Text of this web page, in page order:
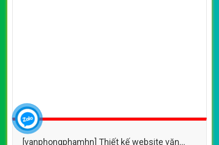
[vanphongphamhn] Thiết kế website văn